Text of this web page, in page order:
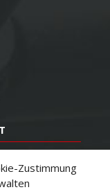
Zustimmung